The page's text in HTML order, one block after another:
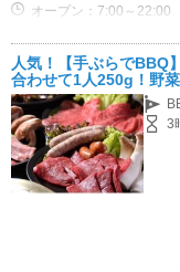
オープン：7:00～22:00
人気！【手ぶらで
合わせて1人250g！野
3